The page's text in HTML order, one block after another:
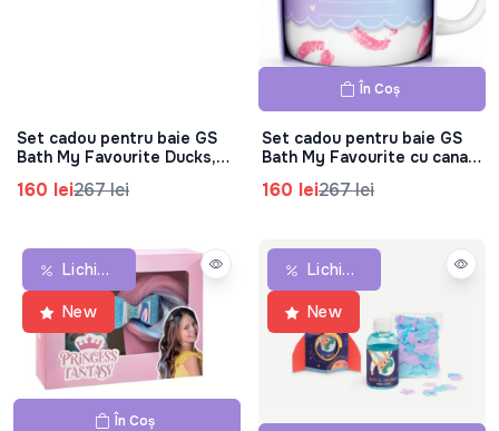
Set cadou pentru baie GS
Bath My Favourite Ducks,
160 lei267 lei
În Coș
Set cadou pentru baie GS
Bath My Favourite cu cana,
160 lei267 lei
Lichidare De Stoc
New
În Coș
Lichidare De Stoc
New